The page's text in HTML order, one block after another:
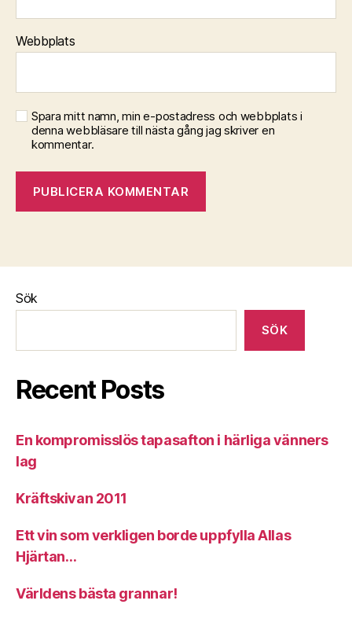
Webbplats
Spara mitt namn, min e-postadress och webbplats i
denna webbläsare till nästa gång jag skriver en
kommentar.
Sök
SÖK
Recent Posts
En kompromisslös tapasafton i härliga vänners
lag
Kräftskivan 2011
Ett vin som verkligen borde uppfylla Allas
Hjärtan…
Världens bästa grannar!